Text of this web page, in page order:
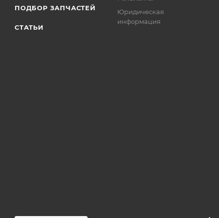
ПОДБОР ЗАПЧАСТЕЙ
СТАТЬИ
Юридическая
информация